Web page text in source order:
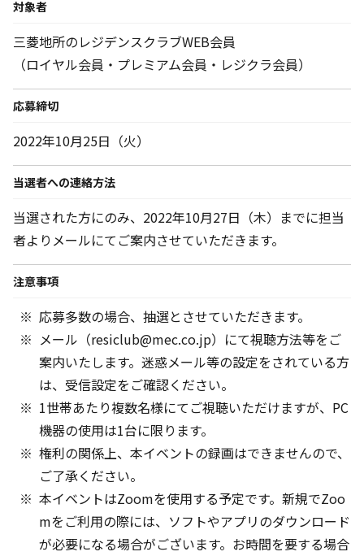
対象者
三菱地所のレジデンスクラブWEB会員
（ロイヤル会員・プレミアム会員・レジクラ会員）
応募締切
2022年10月25日（火）
当選者への連絡方法
当選された方にのみ、2022年10月27日（木）までに担当
者よりメールにてご案内させていただきます。
注意事項
応募多数の場合、抽選とさせていただきます。
メール（resiclub@mec.co.jp）にて視聴方法等をご
案内いたします。迷惑メール等の設定をされている方
は、受信設定をご確認ください。
1世帯あたり複数名様にてご視聴いただけますが、PC
機器の使用は1台に限ります。
権利の関係上、本イベントの録画はできませんので、
ご了承ください。
本イベントはZoomを使用する予定です。新規でZoo
mをご利用の際には、ソフトやアプリのダウンロード
が必要になる場合がございます。お時間を要する場合